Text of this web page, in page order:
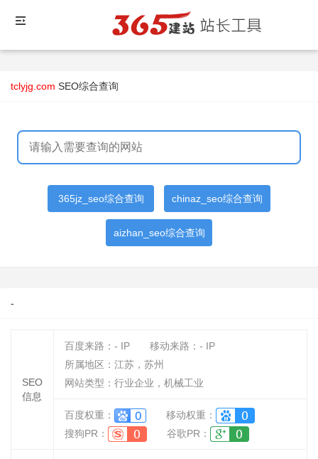
tclyjg.com SEO综合查询
365jz_seo综合查询 chinaz_seo综合查询
aizhan_seo综合查询
-
SEO
信息
百度来路： - IP 移动来路： - IP
所属地区：江苏，苏州
网站类型：行业企业，机械工业
百度权重：
移动权重：
搜狗PR：
谷歌PR：